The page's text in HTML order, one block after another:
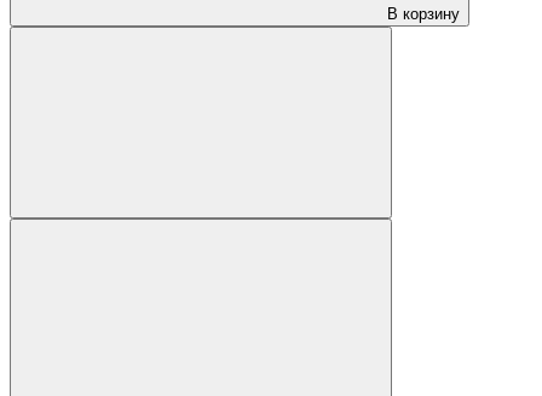
В корзину